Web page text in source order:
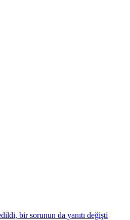
bir sorunun da yanıtı değişti